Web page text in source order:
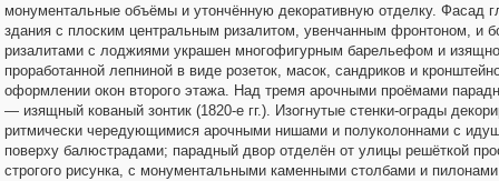
монументальные объёмы и утончённую декоративную отделку. Фасад
здания с плоским центральным ризалитом, увенчанным фронтоном, и
ризалитами с лоджиями украшен многофигурным барельефом и изящно
проработанной лепниной в виде розеток, масок, сандриков и
оформлении окон второго этажа. Над тремя арочными проёмами
— изящный кованый зонтик (1820-е гг.). Изогнутые стенки-ограды
ритмически чередующимися арочными нишами и полуколоннами с
поверху балюстрадами; парадный двор отделён от улицы решёткой
строгого рисунка, с монументальными каменными столбами и пилонами